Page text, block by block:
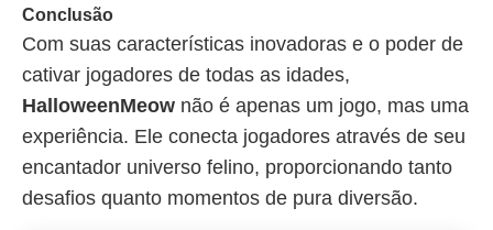
Conclusão
Com suas características inovadoras e o poder de
cativar jogadores de todas as idades,
HalloweenMeow não é apenas um jogo, mas uma
experiência. Ele conecta jogadores através de seu
encantador universo felino, proporcionando tanto
desafios quanto momentos de pura diversão.